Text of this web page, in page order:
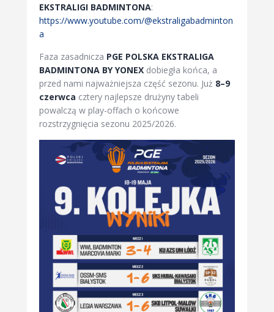
EKSTRALIGI BADMINTONA:
https://www.youtube.com/@ekstraligabadminton
a
Faza zasadnicza PGE POLSKA EKSTRALIGA
BADMINTONA BY YONEX dobiegła końca, a
przed nami najważniejsza część sezonu. Już 8–9
czerwca cztery najlepsze drużyny tabeli
powalczą w play-offach o końcowe
rozstrzygnięcia sezonu 2025/2026.